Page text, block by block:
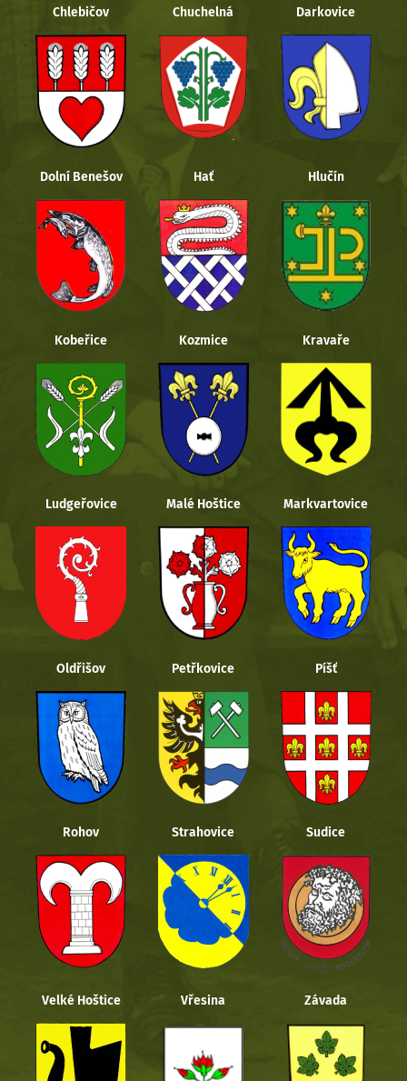
Chlebičov Chuchelná Darkovice
Dolní Benešov Hať Hlučín
Kobeřice Kozmice Kravaře
Ludgeřovice Malé Hoštice Markvartovice
Oldřišov Petřkovice Píšť
Rohov Strahovice Sudice
Velké Hoštice Vřesina Závada